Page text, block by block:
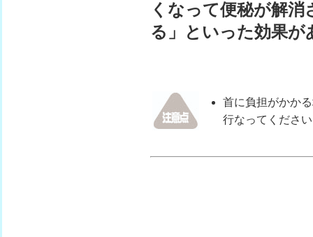
くなって便秘が解
る」といった効果が
首に負担がかか
行なってくださ